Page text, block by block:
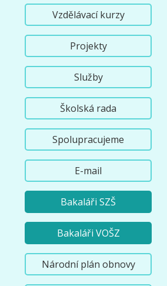
Vzdělávací kurzy
Projekty
Služby
Školská rada
Spolupracujeme
E-mail
Bakaláři SZŠ
Bakaláři VOŠZ
Národní plán obnovy